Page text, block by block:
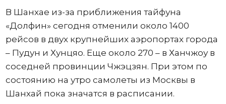
В Шанхае из-за приближения тайфуна
«Долфин» сегодня отменили около 1400
рейсов в двух крупнейших аэропортах города
– Пудун и Хунцяо. Еще около 270 – в Ханчжоу в
соседней провинции Чжэцзян. При этом по
состоянию на утро самолеты из Москвы в
Шанхай пока значатся в расписании.